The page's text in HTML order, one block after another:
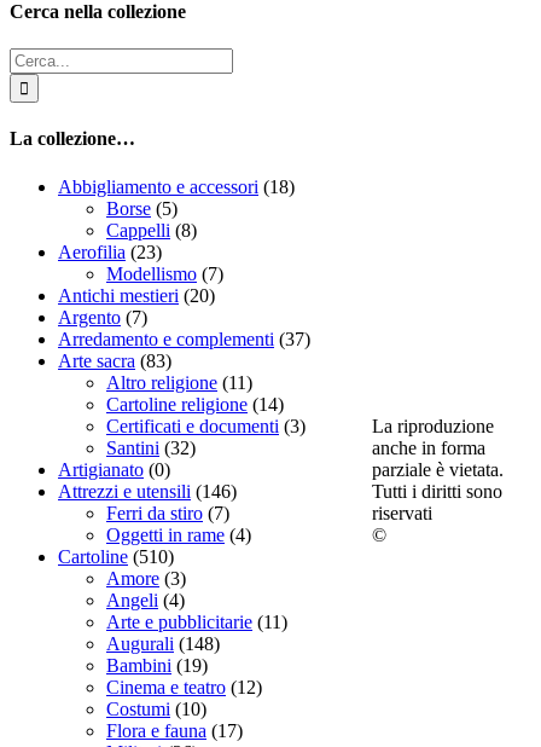
Cerca nella collezione
Cerca
per:
La collezione…
Abbigliamento e accessori (18)
Borse (5)
Cappelli (8)
Aerofilia (23)
Modellismo (7)
Antichi mestieri (20)
Argento (7)
Arredamento e complementi (37)
Arte sacra (83)
Altro religione (11)
Cartoline religione (14)
Certificati e documenti (3)
Santini (32)
Artigianato (0)
Attrezzi e utensili (146)
Ferri da stiro (7)
Oggetti in rame (4)
Cartoline (510)
Amore (3)
Angeli (4)
Arte e pubblicitarie (11)
Augurali (148)
Bambini (19)
Cinema e teatro (12)
Costumi (10)
Flora e fauna (17)
La riproduzione
anche in forma
parziale è vietata.
Tutti i diritti sono
riservati
©